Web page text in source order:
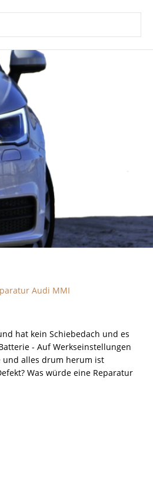
Audi MMI
hat kein Schiebedach und es
- Auf Werkseinstellungen
und alles drum herum ist
Was würde eine Reparatur